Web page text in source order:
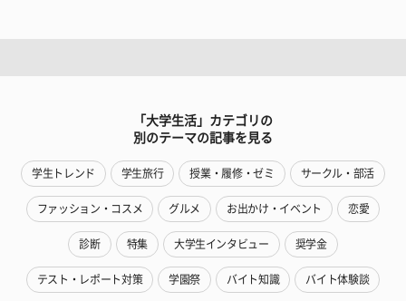
「大学生活」カテゴリの
別のテーマの記事を見る
学生トレンド 学生旅行 授業・履修・ゼミ サークル・部活
ファッション・コスメ グルメ お出かけ・イベント 恋愛
診断 特集 大学生インタビュー 奨学金
テスト・レポート対策 学園祭 バイト知識 バイト体験談